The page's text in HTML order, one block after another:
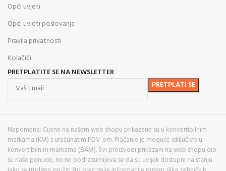
Opći uvjeti
Opći uvjeti poslovanja
Pravila privatnosti
Kolačići
PRETPLATITE SE NA NEWSLETTER
Napomena: Cijene na našem web shopu prikazane su u konvertibilnim
markama (KM) s uračunatim PDV-om. Plaćanje je moguće isključivo u
konvertibilnim markama (BAM). Svi proizvodi prikazani na web shopu dio
su naše ponude, no ne podrazumijeva se da su uvijek dostupni na stanju.